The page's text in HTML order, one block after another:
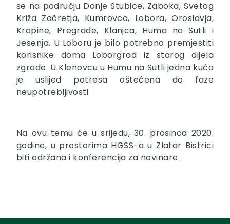
se na području Donje Stubice, Zaboka, Svetog
Križa Začretja, Kumrovca, Lobora, Oroslavja,
Krapine, Pregrade, Klanjca, Huma na Sutli i
Jesenja. U Loboru je bilo potrebno premjestiti
korisnike doma Loborgrad iz starog dijela
zgrade. U Klenovcu u Humu na Sutli jedna kuća
je uslijed potresa oštećena do faze
neupotrebljivosti.
Na ovu temu će u srijedu, 30. prosinca 2020.
godine, u prostorima HGSS-a u Zlatar Bistrici
biti održana i konferencija za novinare.